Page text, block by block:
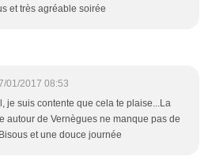
et très agréable soirée
01/2017 08:53
je suis contente que cela te plaise...La
autour de Vernègues ne manque pas de
et une douce journée